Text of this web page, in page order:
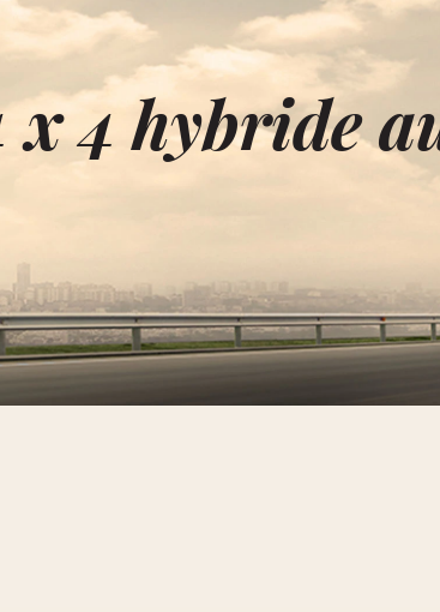
x 4 hybride